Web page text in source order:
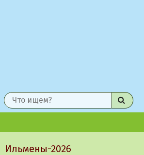
Найти
меню
Ильмены-2026